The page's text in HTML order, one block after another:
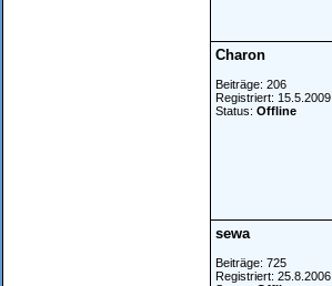
Charon
Beiträge: 206
Registriert: 15.5.2009
Status: Offline
sewa
Beiträge: 725
Registriert: 25.8.2006